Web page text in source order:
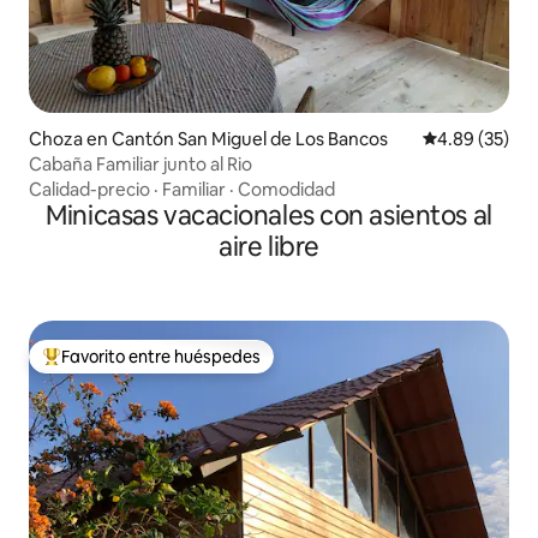
Choza en Cantón San Miguel de Los Bancos Calificación
4.89 (35)
Cabaña Familiar junto al Rio
Calidad-precio · Familiar · Comodidad
Minicasas vacacionales con asientos al
aire libre
Favorito entre huéspedes preferido
Favorito entre huéspedes